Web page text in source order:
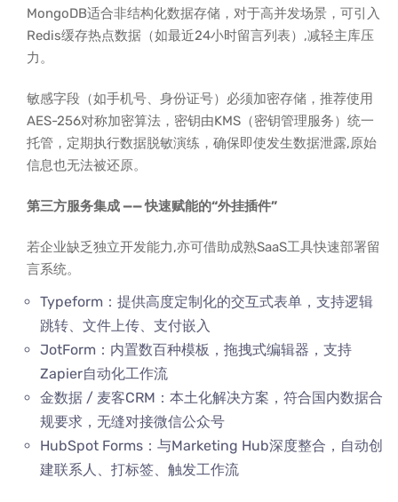
MongoDB适合非结构化数据存储，对于高并发场景，可引入
Redis缓存热点数据（如最近24小时留言列表）,减轻主库压
力。
敏感字段（如手机号、身份证号）必须加密存储，推荐使用
AES-256对称加密算法，密钥由KMS（密钥管理服务）统一
托管，定期执行数据脱敏演练，确保即使发生数据泄露,原始
信息也无法被还原。
第三方服务集成 —— 快速赋能的“外挂插件”
若企业缺乏独立开发能力,亦可借助成熟SaaS工具快速部署留
言系统。
Typeform：提供高度定制化的交互式表单，支持逻辑
跳转、文件上传、支付嵌入
JotForm：内置数百种模板，拖拽式编辑器，支持
Zapier自动化工作流
金数据 / 麦客CRM：本土化解决方案，符合国内数据合
规要求，无缝对接微信公众号
HubSpot Forms：与Marketing Hub深度整合，自动创
建联系人、打标签、触发工作流